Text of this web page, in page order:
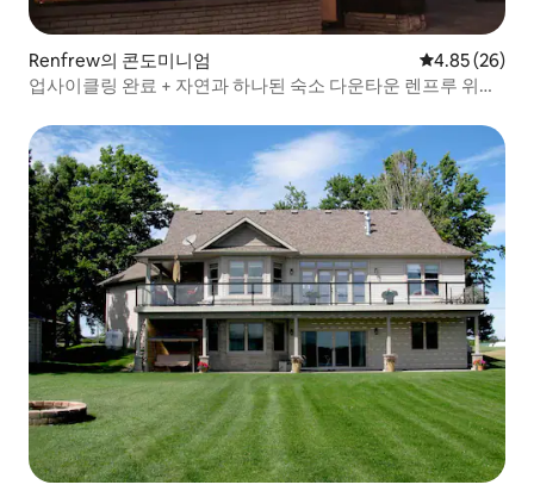
Renfrew의 콘도미니엄 평점 4.85점(5
4.85 (26)
업사이클링 완료 + 자연과 하나된 숙소 다운타운 렌프루 위